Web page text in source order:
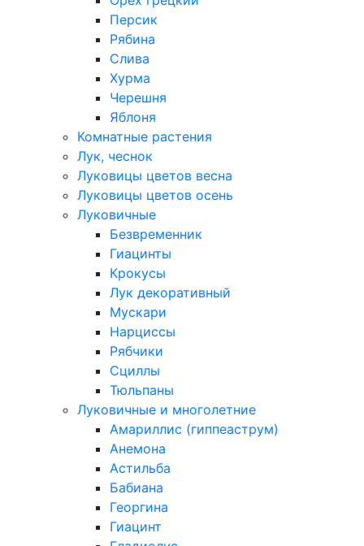
Персик
Рябина
Слива
Хурма
Черешня
Яблоня
Комнатные растения
Лук, чеснок
Луковицы цветов весна
Луковицы цветов осень
Луковичные
Безвременник
Гиацинты
Крокусы
Лук декоративный
Мускари
Нарциссы
Рябчики
Сциллы
Тюльпаны
Луковичные и многолетние
Амариллис (гиппеаструм)
Анемона
Астильба
Бабиана
Георгина
Гиацинт